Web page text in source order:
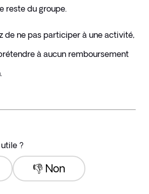
reste du groupe.
de ne pas participer à une activité,
à aucun remboursement
?
👎 Non